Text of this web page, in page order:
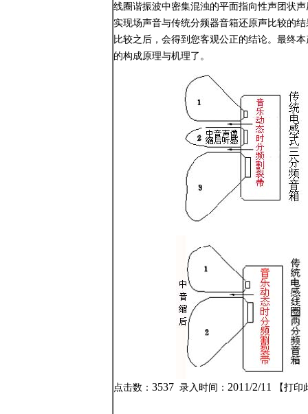
线圈谐振波中密集混浊的平面指向性声团状
实现场声音与传统分频器音箱还原声比较的
比较之后，会得到您客观公正的结论。最终
的构成原理与机理了。
点击数： 3537 录入时间： 2011/2/11 【打印